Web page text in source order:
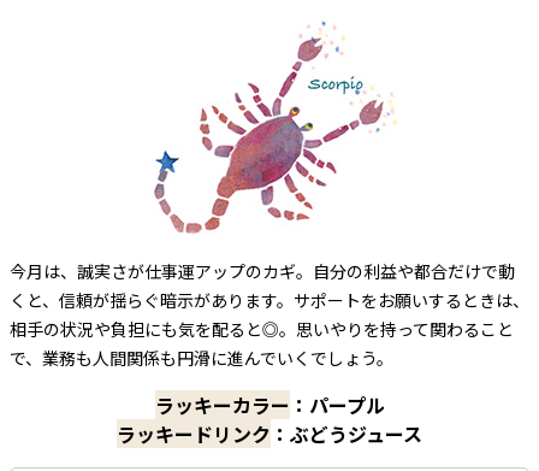
今月は、誠実さが仕事運アップのカギ。自分の利益や都合だけで動
くと、信頼が揺らぐ暗示があります。サポートをお願いするときは、
相手の状況や負担にも気を配ると◎。思いやりを持って関わること
で、業務も人間関係も円滑に進んでいくでしょう。
ラッキーカラー ：パープル
ラッキードリンク ：ぶどうジュース